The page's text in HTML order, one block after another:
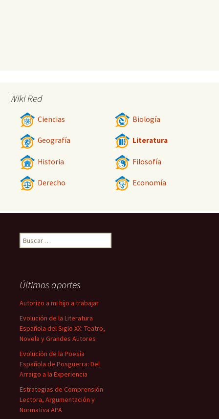
Wiki Red
Ciencias Biología
Geografía Literatura
Historia Filosofía
Derecho Economía
Buscar:
Últimos aportes
Autorizo a mi hijo a trabajar
Evolución de la Literatura
Española del Siglo XX: Teatro,
Novela y Grandes Autores
Evolución de la Poesía
Española de Posguerra: Del
Arraigo a la Experiencia
Estrategias de Comprensión
Lectora, Argumentación y
Normativa APA